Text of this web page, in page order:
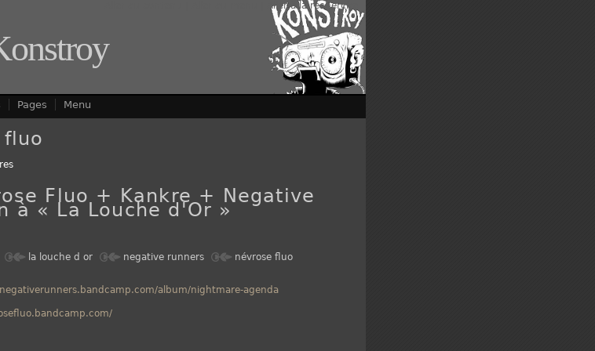
Aller à la recherche
Pages Menu
Fluo + Kankre + Negative
à « La Louche d'Or »
la louche d or negative runners névrose fluo
album/nightmare-agenda